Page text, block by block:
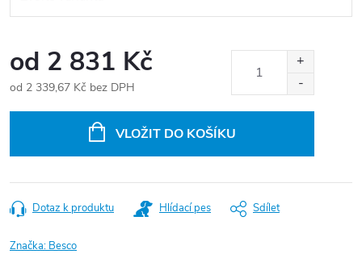
od 2 831 Kč
od 2 339,67 Kč bez DPH
VLOŽIT DO KOŠÍKU
Dotaz k produktu Hlídací pes Sdílet
Značka: Besco